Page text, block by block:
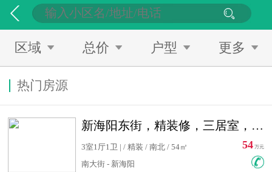
区域 总价 户型 更多
热门房源
新海阳东街，精装修，三居室，南北通透，拎包入住，单价低
3室1厅1卫 | / 精装 / 南北 / 54㎡
南大街 - 新海阳
54 万元